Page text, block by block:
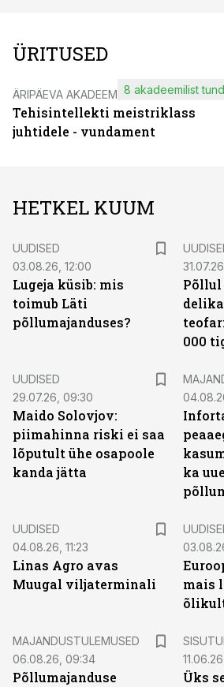
ÜRITUSED
ÄRIPÄEVA AKADEEMIA
Tehisintellekti meistriklass
juhtidele - vundament
8 akadeemilist
HETKEL KUUM
UUDISED
03.08.26, 12:00
Lugeja küsib: mis
toimub Läti
põllumajanduses?
Põllul
000
UUDISED
29.07.26, 09:30
Maido Solovjov:
piimahinna riski ei saa
lõputult ühe osapoole
kanda jätta
ka
UUDISED
04.08.26, 11:23
Linas Agro avas
Muugal viljaterminali
mais
MAJANDUSTULEMUSED
06.08.26, 09:34
Põllumajanduse
Üks